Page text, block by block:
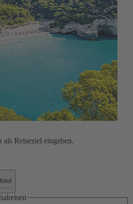
Reiseziel eingeben.